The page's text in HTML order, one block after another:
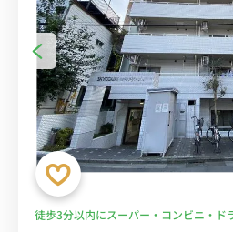
徒歩3分以内にスーパー・コンビニ・ド